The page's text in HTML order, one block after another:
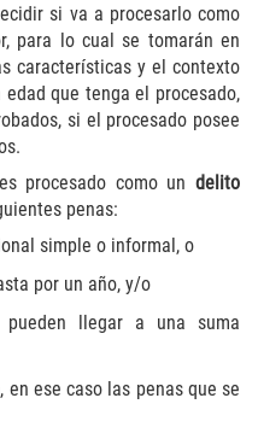
Lesiones
Menores de 14
de Edad
de DUI
el Estado de
si va a procesarlo como
para lo cual se tomarán en
características y el contexto
que tenga el procesado,
si el procesado posee
es procesado como undelito
penas:
simple o informal, o
por un año, y/o
llegar a una suma
, en ese caso las penas que se